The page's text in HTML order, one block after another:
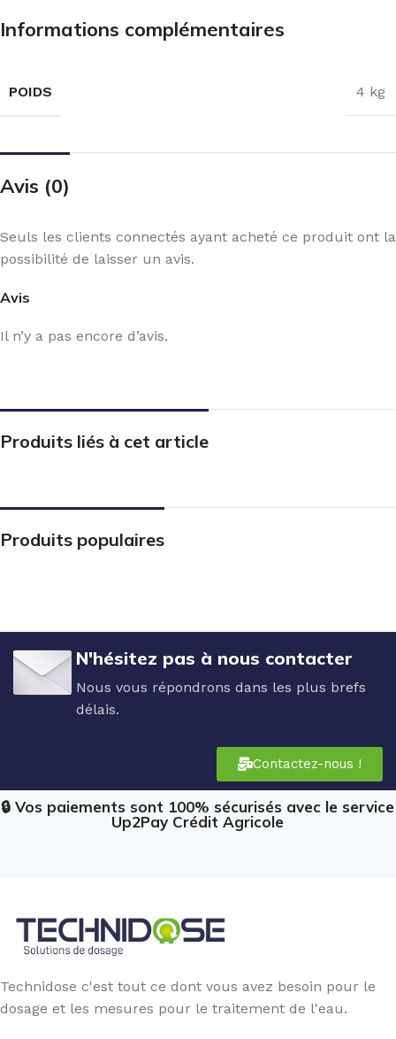
Informations complémentaires
POIDS 4 kg
Avis (0)
Avis
Il n’y a pas encore d’avis.
Seuls les clients connectés ayant acheté ce produit ont la
possibilité de laisser un avis.
Produits liés à cet article
Produits populaires
N'hésitez pas à nous contacter
Nous vous répondrons dans les plus brefs
délais.
Contactez-nous !
🔒 Vos paiements sont 100% sécurisés avec le service
Up2Pay Crédit Agricole
Technidose c'est tout ce dont vous avez besoin pour le
dosage et les mesures pour le traitement de l'eau.